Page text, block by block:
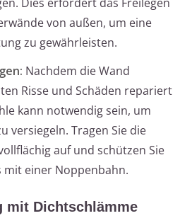
von außen, um eine
zu gewährleisten.
Nachdem die Wand
Risse und Schäden repariert
kann notwendig sein, um
versiegeln. Tragen Sie die
auf und schützen Sie
mit einer Noppenbahn.
mit Dichtschlämme